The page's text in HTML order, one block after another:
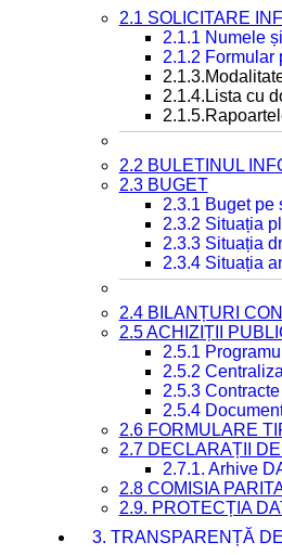
2.1 SOLICITARE
2.1.1 Numele
2.1.2 Formular
2.1.4.Lista cu
2.2 BULETINUL
2.3 BUGET
2.3.1 Buget pe
2.3.2 Situația
2.3.3 Situația
2.3.4 Situația
2.4 BILANȚURI
2.5 ACHIZIȚII
2.5.1
2.5.2
2.5.3
2.5.4
2.6 FORMULARE
2.7 DECLARAȚII
2.7.1. Arhive
2.8 COMISIA
2.9. PROTECȚIA
3. TRANSPARENȚĂ